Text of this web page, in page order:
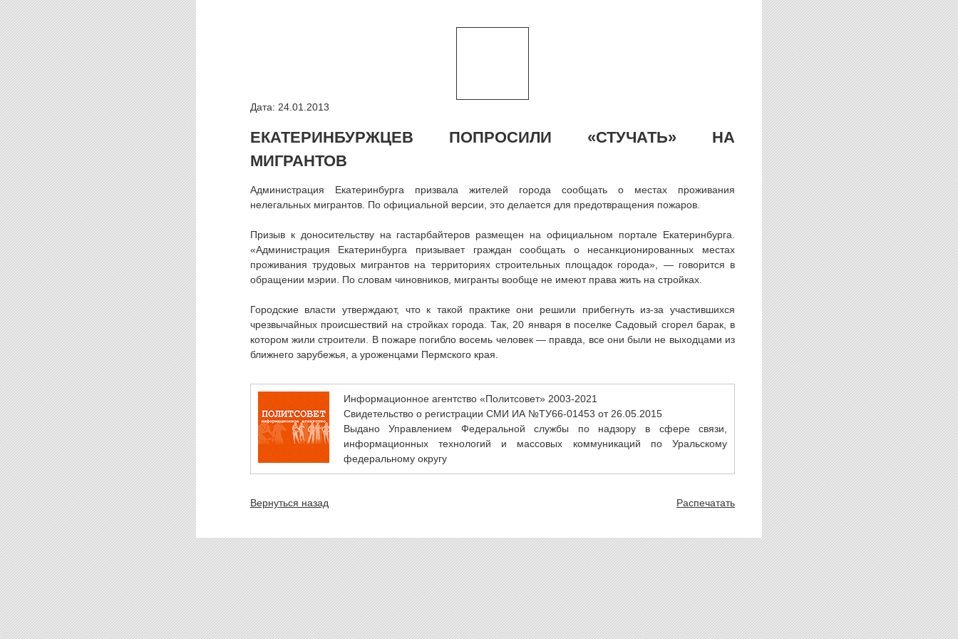
Дата: 24.01.2013
ЕКАТЕРИНБУРЖЦЕВ ПОПРОСИЛИ «СТУЧАТЬ» НА
МИГРАНТОВ
Администрация Екатеринбурга призвала жителей города сообщать о местах проживания
нелегальных мигрантов. По официальной версии, это делается для предотвращения пожаров.
Призыв к доносительству на гастарбайтеров размещен на официальном портале Екатеринбурга.
«Администрация Екатеринбурга призывает граждан сообщать о несанкционированных местах
проживания трудовых мигрантов на территориях строительных площадок города», — говорится в
обращении мэрии. По словам чиновников, мигранты вообще не имеют права жить на стройках.
Городские власти утверждают, что к такой практике они решили прибегнуть из-за участившихся
чрезвычайных происшествий на стройках города. Так, 20 января в поселке Садовый сгорел барак, в
котором жили строители. В пожаре погибло восемь человек — правда, все они были не выходцами из
ближнего зарубежья, а уроженцами Пермского края.
Информационное агентство «Политсовет» 2003-2021
Свидетельство о регистрации СМИ ИА №ТУ66-01453 от 26.05.2015
Выдано Управлением Федеральной службы по надзору в сфере связи,
информационных технологий и массовых коммуникаций по Уральскому
федеральному округу
Вернуться назад Распечатать